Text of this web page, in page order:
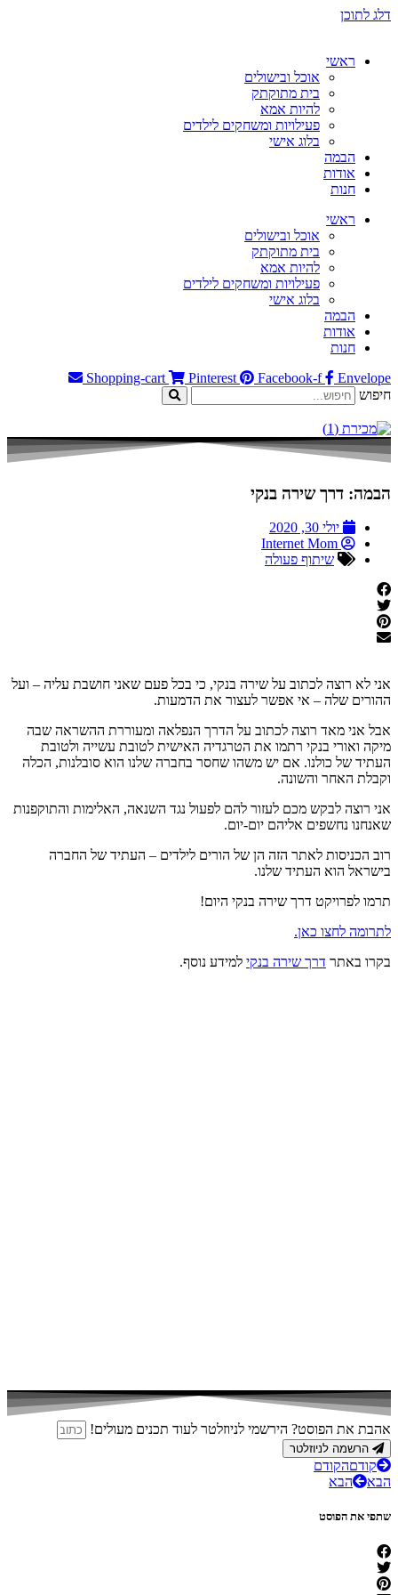
דלג לתוכן
ראשי
אוכל ובישולים
בית מתוקתק
להיות אמא
פעילויות ומשחקים לילדים
בלוג אישי
הבמה
אודות
חנות
ראשי
אוכל ובישולים
בית מתוקתק
להיות אמא
פעילויות ומשחקים לילדים
בלוג אישי
הבמה
אודות
חנות
Shopping-cart
Pinterest Facebook-f
Envelope
חיפוש
הבמה: דרך שירה בנקי
יולי 30, 2020
Internet Mom
שיתוף פעולה
אני לא רוצה לכתוב על שירה בנקי, כי בכל פעם שאני חושבת עליה – ועל
ההורים שלה – אי אפשר לעצור את הדמעות.
אבל אני מאד רוצה לכתוב על הדרך הנפלאה ומעוררת ההשראה שבה
מיקה ואורי בנקי רתמו את הטרגדיה האישית לטובת עשייה ולטובת
העתיד של כולנו. אם יש משהו שחסר בחברה שלנו הוא סובלנות, הכלה
וקבלת האחר והשונה.
אני רוצה לבקש מכם לעזור להם לפעול נגד השנאה, האלימות והתוקפנות
שאנחנו נחשפים אליהם יום-יום.
רוב הכניסות לאתר הזה הן של הורים לילדים – העתיד של החברה
בישראל הוא העתיד שלנו.
תרמו לפרויקט דרך שירה בנקי היום!
לתרומה לחצו כאן.
בקרו באתר דרך שירה בנקי למידע נוסף.
אהבת את הפוסט? הירשמי לניוזלטר לעוד תכנים מעולים!
הרשמה לניוזלטר
קודםהקודם
הבא
הבא
שתפי את הפוסט